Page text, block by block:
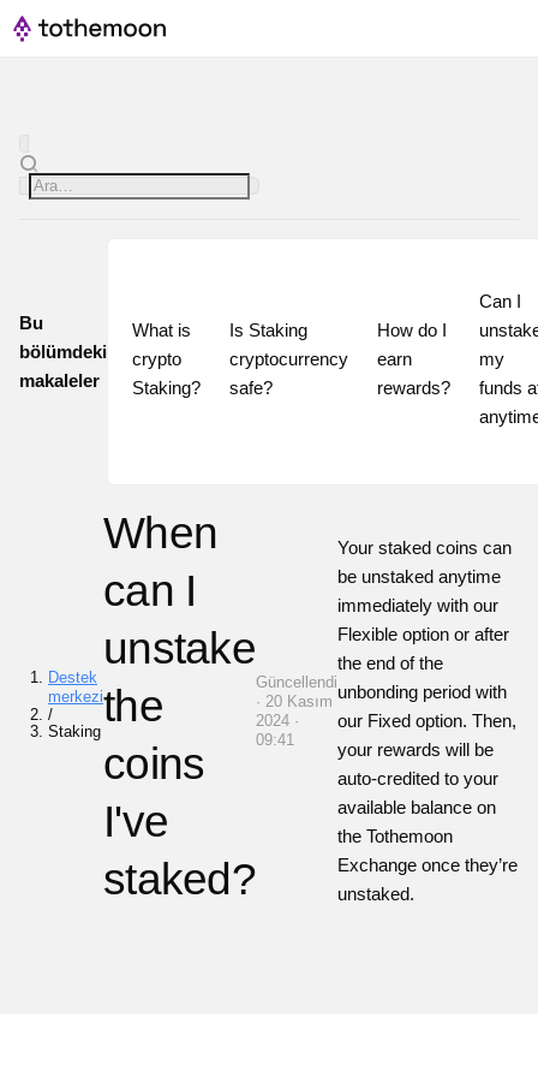
Bu
bölümdeki
makaleler
What is
crypto
Staking?
Is Staking
cryptocurrency
safe?
How do I
earn
rewards?
Can I
my
funds
Destek
merkezi
/
Staking
When
can I
unstake
the
coins
I've
staked?
Güncellendi
· 20 Kasım
2024 ·
09:41
Your staked coins can
be unstaked anytime
immediately with our
Flexible option or after
the end of the
unbonding period with
our Fixed option. Then,
your rewards will be
auto-credited to your
available balance on
the Tothemoon
Exchange once they’re
unstaked.